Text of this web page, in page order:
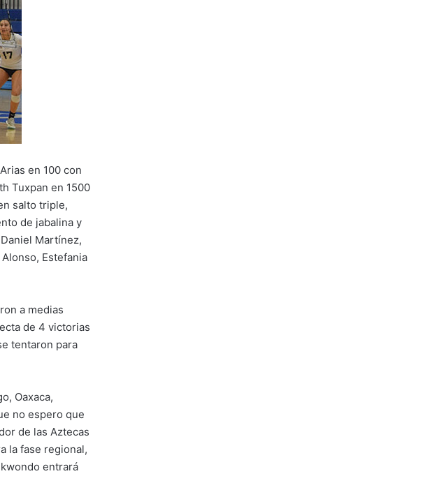
en 100 con
Tuxpan en 1500
salto triple,
de jabalina y
Martínez,
Estefania
a medias
de 4 victorias
tentaron para
Oaxaca,
no espero que
de las Aztecas
la fase regional,
entrará